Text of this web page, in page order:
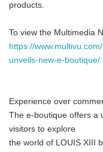
products.
To view the Multimedia
https://
unveils-new-e-boutique/
Experience over
The e-boutique offers a
visitors to explore
the world of LOUIS XIII